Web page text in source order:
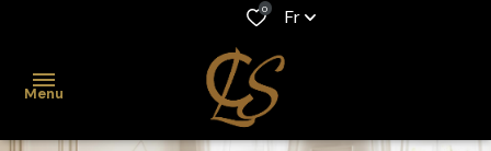
0 Fr
Menu